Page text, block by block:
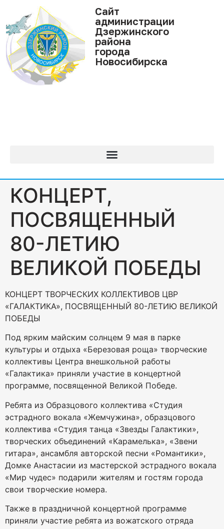
Cайт
администрации
Дзержинского
района
города
Новосибирска
КОНЦЕРТ,
ПОСВЯЩЕННЫЙ
80-ЛЕТИЮ
ВЕЛИКОЙ ПОБЕДЫ
КОНЦЕРТ ТВОРЧЕСКИХ КОЛЛЕКТИВОВ ЦВР
«ГАЛАКТИКА», ПОСВЯЩЕННЫЙ 80-ЛЕТИЮ ВЕЛИКОЙ
ПОБЕДЫ
Под ярким майским солнцем 9 мая в парке
культуры и отдыха «Березовая роща» творческие
коллективы Центра внешкольной работы
«Галактика» приняли участие в концертной
программе, посвященной Великой Победе.
Ребята из Образцового коллектива «Студия
эстрадного вокала «Жемчужина», образцового
коллектива «Студия танца «Звезды Галактики»,
творческих объединений «Карамелька», «Звени
гитара», ансамбля авторской песни «Романтики»,
Домке Анастасии из мастерской эстрадного вокала
«Мир чудес» подарили жителям и гостям города
свои творческие номера.
Также в праздничной концертной программе
приняли участие ребята из вожатского отряда